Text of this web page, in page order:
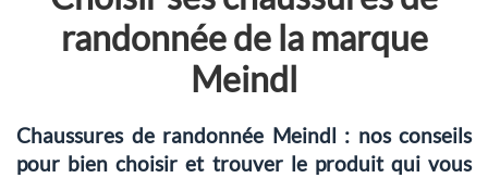
randonnée de la marque
Meindl
Chaussures de randonnée Meindl : nos conseils
pour bien choisir et trouver le produit qui vous